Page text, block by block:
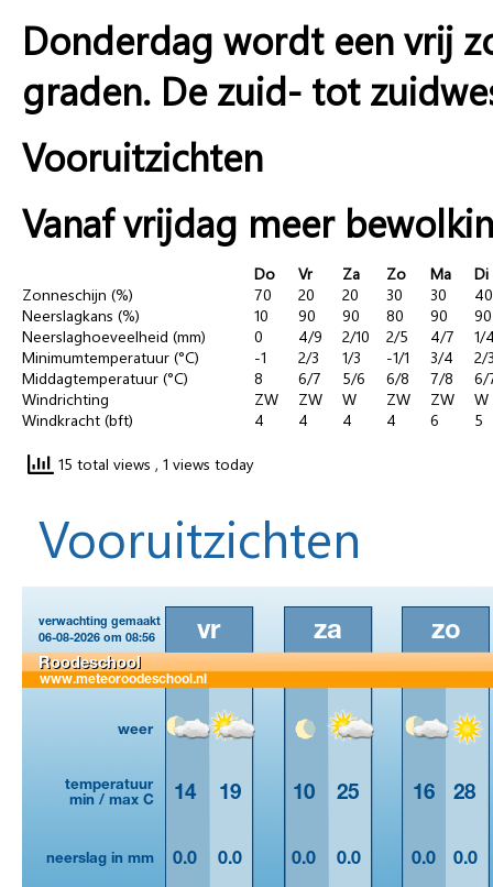
Donderdag wordt een vrij
graden. De zuid- tot
Vooruitzichten
Vanaf vrijdag meer
Do Vr Za Zo Ma
Di
Zonneschijn (%)
70 20 20 30 30
40
Neerslagkans (%)
10 90 90 80 90
90
Neerslaghoeveelheid (mm)
0 4/9 2/10 2/5 4/7
1/
Minimumtemperatuur (°C)
-1 2/3 1/3 -1/1 3/4
2/
Middagtemperatuur (°C)
8 6/7 5/6 6/8 7/8
6/
Windrichting
ZW ZW W ZW ZW
W
Windkracht (bft)
4 4 4 4 6 5
15 total views , 1 views today
Vooruitzichten